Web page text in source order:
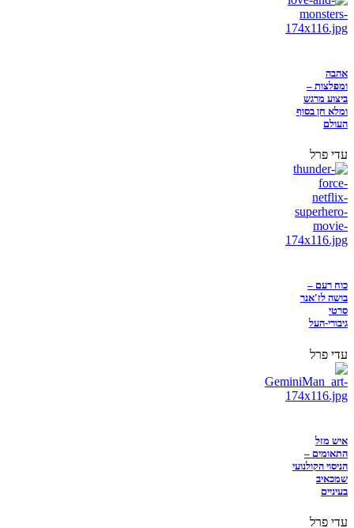
אהבה
ומפלצות –
ביצוע מרגש
ומלא חן בסוף
העולם
עדי פרל
כוח רעם –
בושה לז'אנר
סרטי
גיבורי-העל
עדי פרל
איש מזל
התאומים –
הניסוי הקולנועי
שמכאיב
בעיניים
עדי פרל